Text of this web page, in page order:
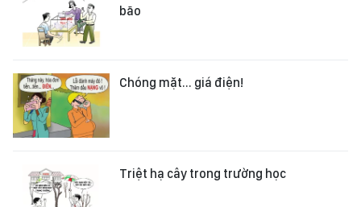
bão
Chóng mặt... giá điện!
Triệt hạ cây trong trường học